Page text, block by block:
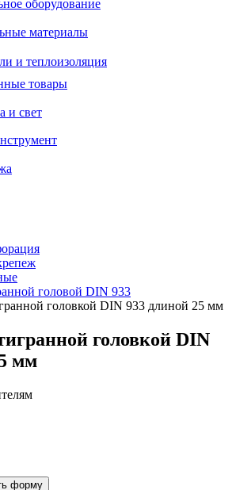
оборудование
материалы
и теплоизоляция
товары
и свет
головой DIN 933
головкой DIN 933 длиной 25 мм
головкой DIN
мм